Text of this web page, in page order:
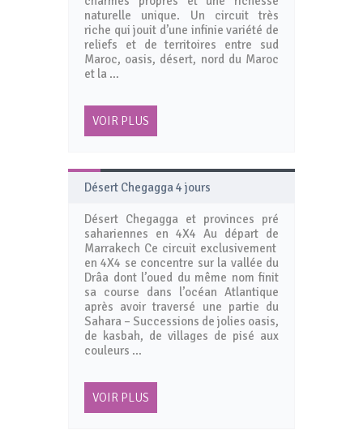
naturelle unique. Un circuit très
riche qui jouit d’une infinie variété de
reliefs et de territoires entre sud
Maroc, oasis, désert, nord du Maroc
et la …
VOIR PLUS
Désert Chegagga 4 jours
Désert Chegagga et provinces pré
sahariennes en 4X4 Au départ de
Marrakech Ce circuit exclusivement
en 4X4 se concentre sur la vallée du
Drâa dont l’oued du même nom finit
sa course dans l’océan Atlantique
après avoir traversé une partie du
Sahara – Successions de jolies oasis,
de kasbah, de villages de pisé aux
couleurs …
VOIR PLUS